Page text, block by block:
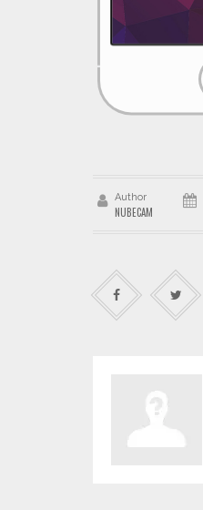
Author
NUBECAM